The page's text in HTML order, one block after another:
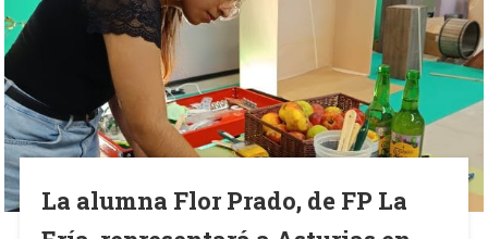
La alumna Flor Prado, de FP La